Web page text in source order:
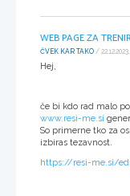
WEB PAGE ZA
ČVEK KAR TAKO /
Hej,
če bi kdo rad malo
www.resi-me.si
So primerne tko za
izbiras tezavnost.
https://resi-me.si/